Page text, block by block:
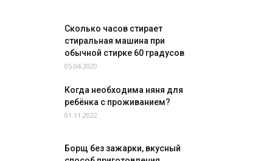
Сколько часов стирает
стиральная машина при
обычной стирке 60 градусов
05.04.2020
Когда необходима няня для
ребёнка с проживанием?
01.11.2022
Борщ без зажарки, вкусный